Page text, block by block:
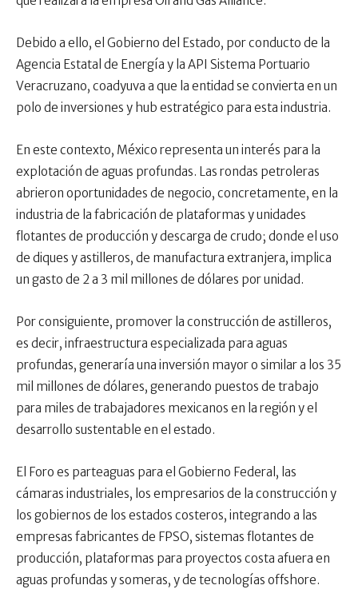
Debido a ello, el Gobierno del Estado, por conducto de la
Agencia Estatal de Energía y la API Sistema Portuario
Veracruzano, coadyuva a que la entidad se convierta en un
polo de inversiones y hub estratégico para esta industria.
En este contexto, México representa un interés para la
explotación de aguas profundas. Las rondas petroleras
abrieron oportunidades de negocio, concretamente, en la
industria de la fabricación de plataformas y unidades
flotantes de producción y descarga de crudo; donde el uso
de diques y astilleros, de manufactura extranjera, implica
un gasto de 2 a 3 mil millones de dólares por unidad.
Por consiguiente, promover la construcción de astilleros,
es decir, infraestructura especializada para aguas
profundas, generaría una inversión mayor o similar a los 35
mil millones de dólares, generando puestos de trabajo
para miles de trabajadores mexicanos en la región y el
desarrollo sustentable en el estado.
El Foro es parteaguas para el Gobierno Federal, las
cámaras industriales, los empresarios de la construcción y
los gobiernos de los estados costeros, integrando a las
empresas fabricantes de FPSO, sistemas flotantes de
producción, plataformas para proyectos costa afuera en
aguas profundas y someras, y de tecnologías offshore.